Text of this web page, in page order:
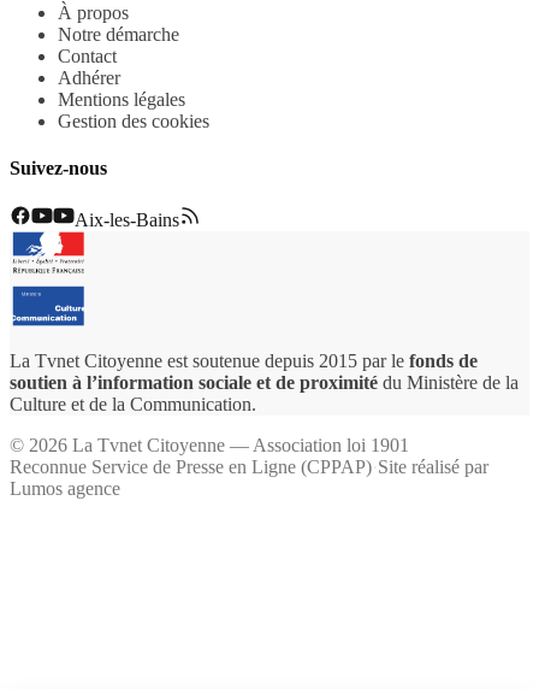
À propos
Notre démarche
Contact
Adhérer
Mentions légales
Gestion des cookies
Suivez-nous
Aix-les-Bains
La Tvnet Citoyenne est soutenue depuis 2015 par le fonds de
soutien à l’information sociale et de proximité du Ministère de la
Culture et de la Communication.
© 2026 La Tvnet Citoyenne — Association loi 1901
Reconnue Service de Presse en Ligne (CPPAP)·Site réalisé par
Lumos agence